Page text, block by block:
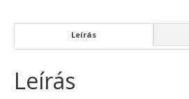
Leírás
Leírás